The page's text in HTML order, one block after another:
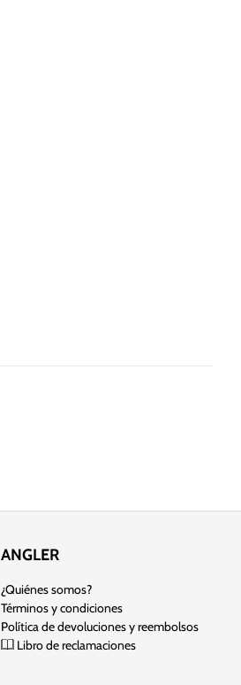
ANGLER
¿Quiénes somos?
Términos y condiciones
Política de devoluciones y reembolsos
Libro de reclamaciones